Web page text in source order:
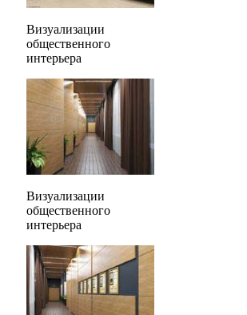
Визуализации
общественного
интерьера
Визуализации
общественного
интерьера